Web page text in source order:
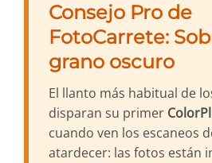
Consejo Pro de
FotoCarrete:
grano oscuro
El llanto más habitual de
disparan su primer
cuando ven los escaneos
atardecer: las fotos están